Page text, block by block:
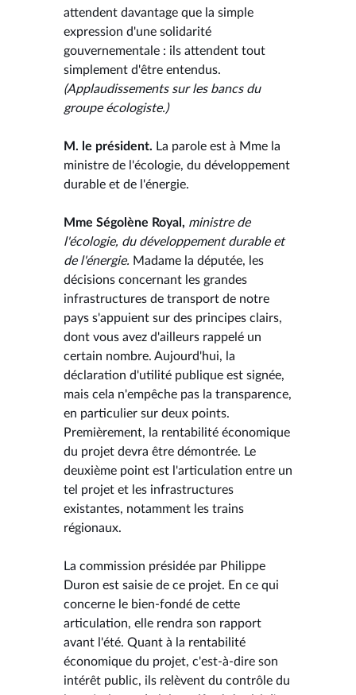
attendent davantage que la simple
expression d'une solidarité
gouvernementale : ils attendent tout
simplement d'être entendus.
(Applaudissements sur les bancs du
groupe écologiste.)
M. le président. La parole est à Mme la
ministre de l'écologie, du développement
durable et de l'énergie.
Mme Ségolène Royal, ministre de
l'écologie, du développement durable et
de l'énergie. Madame la députée, les
décisions concernant les grandes
infrastructures de transport de notre
pays s'appuient sur des principes clairs,
dont vous avez d'ailleurs rappelé un
certain nombre. Aujourd'hui, la
déclaration d'utilité publique est signée,
mais cela n'empêche pas la transparence,
en particulier sur deux points.
Premièrement, la rentabilité économique
du projet devra être démontrée. Le
deuxième point est l'articulation entre un
tel projet et les infrastructures
existantes, notamment les trains
régionaux.
La commission présidée par Philippe
Duron est saisie de ce projet. En ce qui
concerne le bien-fondé de cette
articulation, elle rendra son rapport
avant l'été. Quant à la rentabilité
économique du projet, c'est-à-dire son
intérêt public, ils relèvent du contrôle du